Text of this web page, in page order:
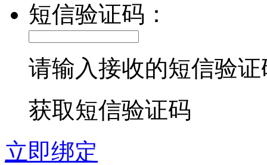
短信验证码：
请输入接收的短信验证
获取短信验证码
立即绑定